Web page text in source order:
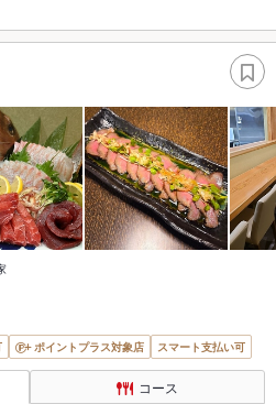
ポイントプラス対象店 スマート支払い可
コース